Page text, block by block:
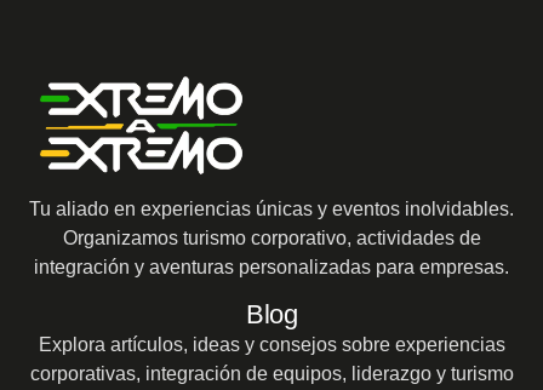
Tu aliado en experiencias únicas y eventos inolvidables.
Organizamos turismo corporativo, actividades de
integración y aventuras personalizadas para empresas.
Blog
Explora artículos, ideas y consejos sobre experiencias
corporativas, integración de equipos, liderazgo y turismo